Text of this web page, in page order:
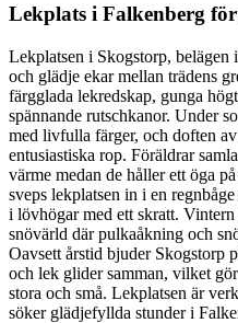
Lekplats i Falkenberg
Lekplatsen i Skogstorp, belägen
och glädje ekar mellan trädens
färgglada lekredskap, gunga
spännande rutschkanor. Under
med livfulla färger, och doften
entusiastiska rop. Föräldrar
värme medan de håller ett öga
sveps lekplatsen in i en
i lövhögar med ett skratt.
snövärld där pulkaåkning och
Oavsett årstid bjuder Skogstorp
och lek glider samman, vilket
stora och små. Lekplatsen är
söker glädjefyllda stunder i